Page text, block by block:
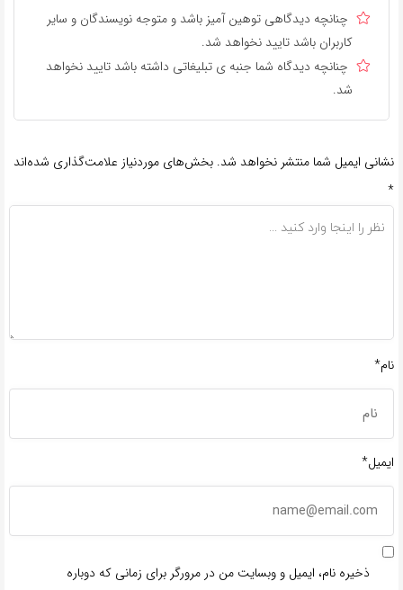
چنانچه دیدگاهی توهین آمیز باشد و متوجه نویسندگان و سایر
کاربران باشد تایید نخواهد شد.
چنانچه دیدگاه شما جنبه ی تبلیغاتی داشته باشد تایید نخواهد
شد.
نشانی ایمیل شما منتشر نخواهد شد. بخش‌های موردنیاز علامت‌گذاری شده‌اند
*
نام*
ایمیل*
ذخیره نام، ایمیل و وبسایت من در مرورگر برای زمانی که دوباره